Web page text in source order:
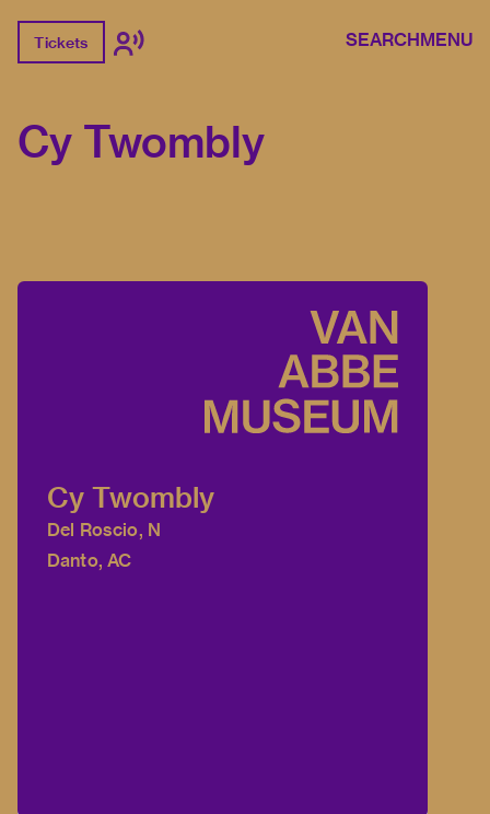
Tickets SEARCHMENU
Cy Twombly
Cy Twombly
Del Roscio, N
Danto, AC